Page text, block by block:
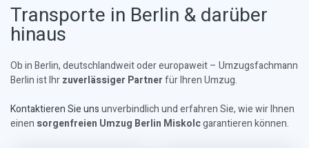
Transporte in Berlin & darüber
hinaus
Ob in Berlin, deutschlandweit oder europaweit – Umzugsfachmann
Berlin ist Ihrzuverlässiger Partnerfür Ihren Umzug.
Kontaktieren Sie unsunverbindlich und erfahren Sie, wie wir Ihnen
einen sorgenfreien Umzug Berlin Miskolcgarantieren können.